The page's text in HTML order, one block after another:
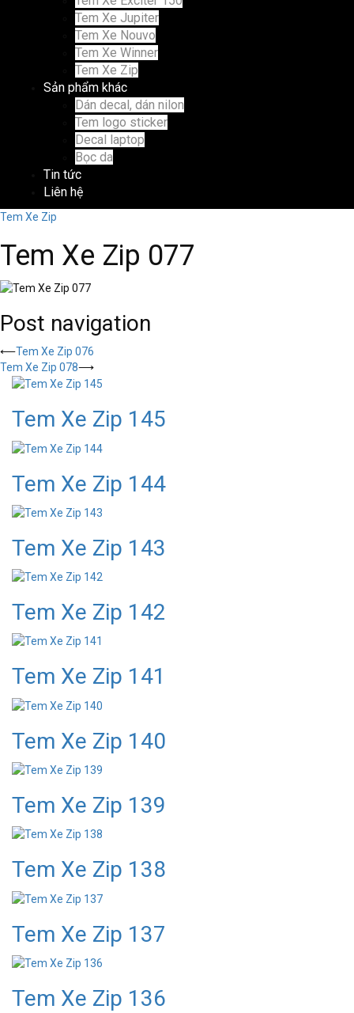
Tem Xe Jupiter
Tem Xe Nouvo
Tem Xe Winner
Tem Xe Zip
Sản phẩm khác
Dán decal, dán nilon
Tem logo sticker
Decal laptop
Bọc da
Tin tức
Liên hệ
Tem Xe Zip
Tem Xe Zip 077
Post navigation
⟵Tem Xe Zip 076
Tem Xe Zip 078⟶
Tem Xe Zip 145
Tem Xe Zip 144
Tem Xe Zip 143
Tem Xe Zip 142
Tem Xe Zip 141
Tem Xe Zip 140
Tem Xe Zip 139
Tem Xe Zip 138
Tem Xe Zip 137
Tem Xe Zip 136